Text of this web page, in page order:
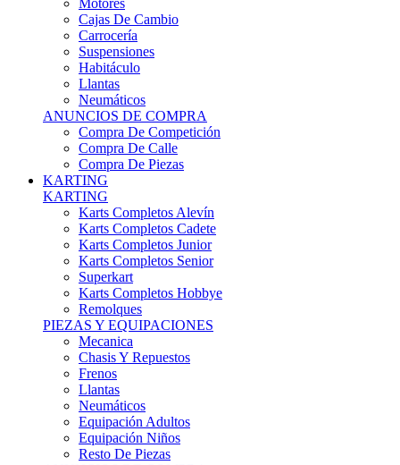
Motores
Cajas De Cambio
Carrocería
Suspensiones
Habitáculo
Llantas
Neumáticos
ANUNCIOS DE COMPRA
Compra De Competición
Compra De Calle
Compra De Piezas
KARTING
KARTING
Karts Completos Alevín
Karts Completos Cadete
Karts Completos Junior
Karts Completos Senior
Superkart
Karts Completos Hobbye
Remolques
PIEZAS Y EQUIPACIONES
Mecanica
Chasis Y Repuestos
Frenos
Llantas
Neumáticos
Equipación Adultos
Equipación Niños
Resto De Piezas